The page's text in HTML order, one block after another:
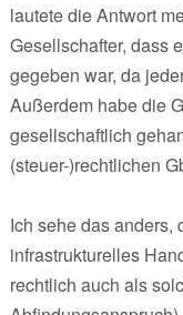
lautete die Antwort
Gesellschafter, dass
gegeben war, da
Außerdem habe die
gesellschaftlich
(steuer-)rechtlichen
Ich sehe das anders,
infrastrukturelles
rechtlich auch als